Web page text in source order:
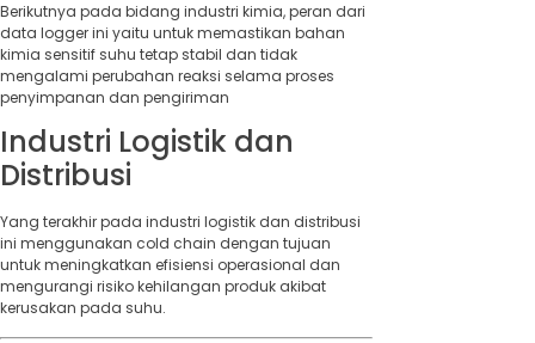
Berikutnya pada bidang industri kimia, peran dari
data logger ini yaitu untuk memastikan bahan
kimia sensitif suhu tetap stabil dan tidak
mengalami perubahan reaksi selama proses
penyimpanan dan pengiriman
Industri Logistik dan
Distribusi
Yang terakhir pada industri logistik dan distribusi
ini menggunakan cold chain dengan tujuan
untuk meningkatkan efisiensi operasional dan
mengurangi risiko kehilangan produk akibat
kerusakan pada suhu.